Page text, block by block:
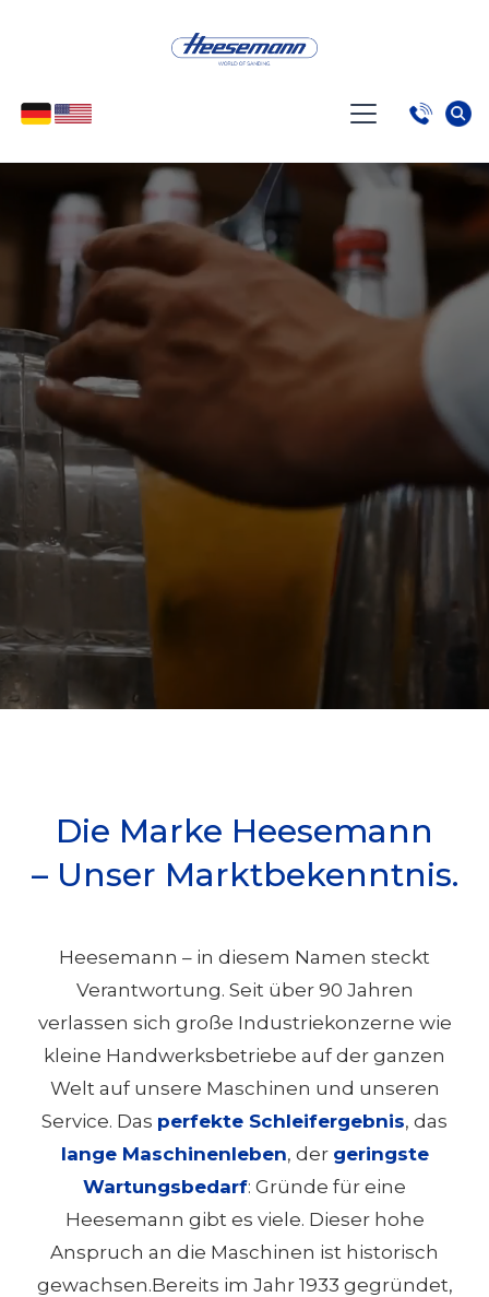
Die Marke Heesemann
– Unser Marktbekenntnis.
Heesemann – in diesem Namen steckt
Verantwortung. Seit über 90 Jahren
verlassen sich große Industriekonzerne wie
kleine Handwerksbetriebe auf der ganzen
Welt auf unsere Maschinen und unseren
Service. Das perfekte Schleifergebnis, das
lange Maschinenleben, der geringste
Wartungsbedarf: Gründe für eine
Heesemann gibt es viele. Dieser hohe
Anspruch an die Maschinen ist historisch
gewachsen.Bereits im Jahr 1933 gegründet,